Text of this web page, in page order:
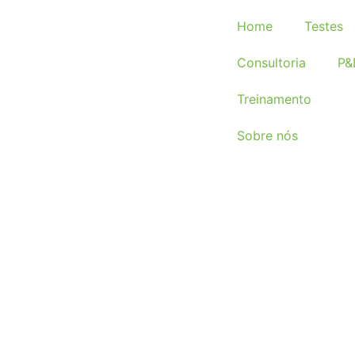
Home Testes
Consultoria
Treinamento
Sobre nós